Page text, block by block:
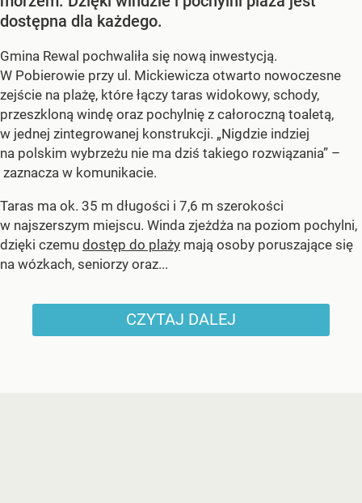
dostępna dla każdego.
Gmina Rewal pochwaliła się nową inwestycją.
W Pobierowie przy ul. Mickiewicza otwarto nowoczesne
zejście na plażę, które łączy taras widokowy, schody,
przeszkloną windę oraz pochylnię z całoroczną toaletą,
w jednej zintegrowanej konstrukcji. „Nigdzie indziej
na polskim wybrzeżu nie ma dziś takiego rozwiązania” –
zaznacza w komunikacie.
Taras ma ok. 35 m długości i 7,6 m szerokości
w najszerszym miejscu. Winda zjeżdża na poziom pochylni,
dzięki czemu dostęp do plaży mają osoby poruszające się
na wózkach, seniorzy oraz...
CZYTAJ DALEJ